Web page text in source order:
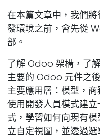
在本篇文章中，我們
發環境之前，會先從
部。
了解 Odoo 架構，了
主要的 Odoo 元件之
主要應用層：模型，
使用開發人員模式建
式，學習如何向現有
立自定視圖，並透過